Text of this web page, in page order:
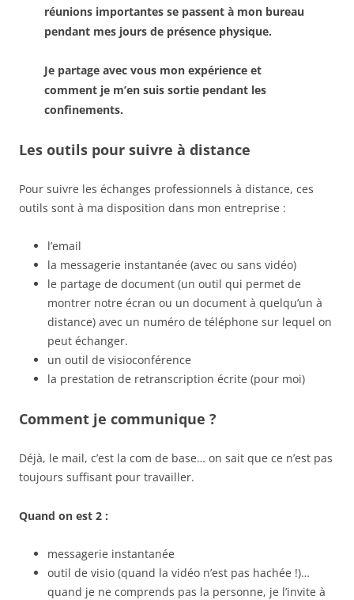
réunions importantes se passent à mon bureau
pendant mes jours de présence physique.
Je partage avec vous mon expérience et
comment je m’en suis sortie pendant les
confinements.
Les outils pour suivre à distance
Pour suivre les échanges professionnels à distance, ces
outils sont à ma disposition dans mon entreprise :
l’email
la messagerie instantanée (avec ou sans vidéo)
le partage de document (un outil qui permet de
montrer notre écran ou un document à quelqu’un à
distance) avec un numéro de téléphone sur lequel on
peut échanger.
un outil de visioconférence
la prestation de retranscription écrite (pour moi)
Comment je communique ?
Déjà, le mail, c’est la com de base… on sait que ce n’est pas
toujours suffisant pour travailler.
Quand on est 2 :
messagerie instantanée
outil de visio (quand la vidéo n’est pas hachée !)…
quand je ne comprends pas la personne, je l’invite à